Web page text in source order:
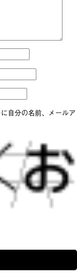
自分の名前、メールア